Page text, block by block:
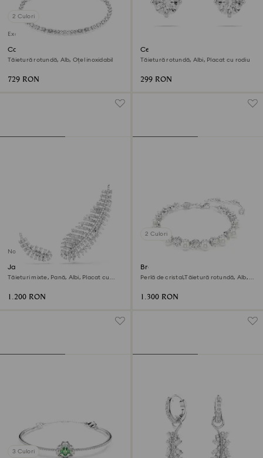
2 Culori
Exclusiv online
Colier Dextera
Tăietură rotundă, Alb, Oțel inoxidabil
729 RON
Cercei stud Stilla Attract
Tăietură rotundă, Albi, Placat cu rodiu
299 RON
Nou
Jachete cercei Vienna
Tăieturi mixte, Pană, Albi, Placat cu
1.200 RON
2 Culori
Brățară Tennis Matrix
Perlă de cristal,Tăietură rotundă, Alb,
1.300 RON
3 Culori